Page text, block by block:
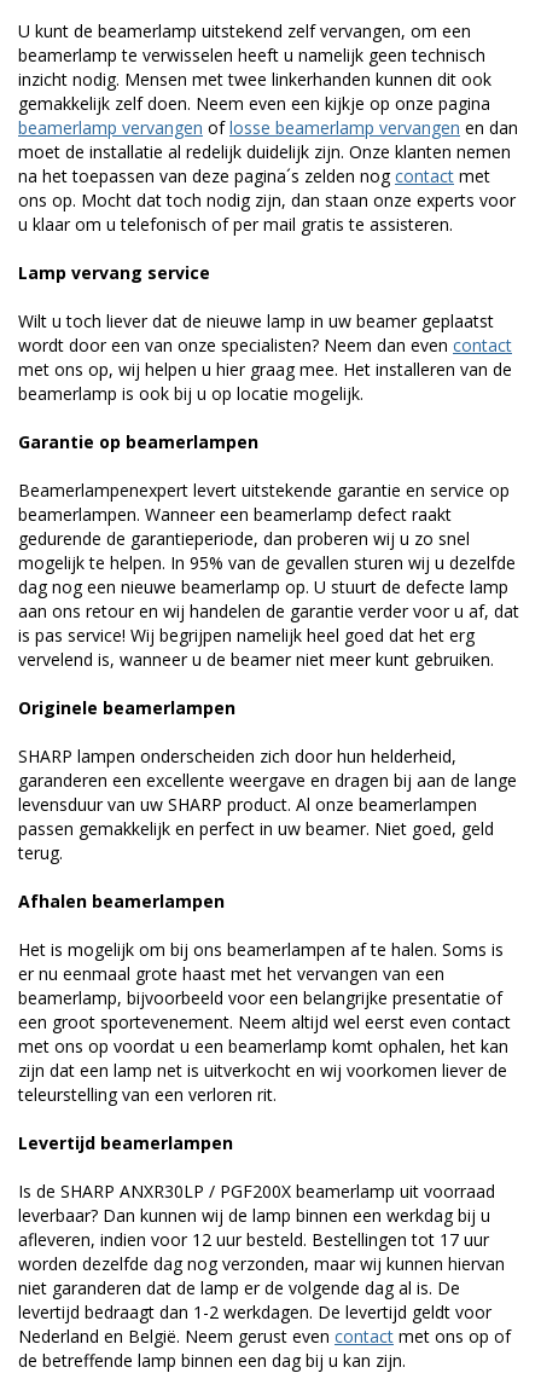
U kunt de beamerlamp uitstekend zelf vervangen, om een
beamerlamp te verwisselen heeft u namelijk geen technisch
inzicht nodig. Mensen met twee linkerhanden kunnen dit ook
gemakkelijk zelf doen. Neem even een kijkje op onze pagina
beamerlamp vervangen oflosse beamerlamp vervangen en dan
moet de installatie al redelijk duidelijk zijn. Onze klanten nemen
na het toepassen van deze pagina´s zelden nogcontact met
ons op. Mocht dat toch nodig zijn, dan staan onze experts voor
u klaar om u telefonisch of per mail gratis te assisteren.
Lamp vervang service
Wilt u toch liever dat de nieuwe lamp in uw beamer geplaatst
wordt door een van onze specialisten? Neem dan even contact
met ons op, wij helpen u hier graag mee. Het installeren van de
beamerlamp is ook bij u op locatie mogelijk.
Garantie op beamerlampen
Beamerlampenexpert levert uitstekende garantie en service op
beamerlampen. Wanneer een beamerlamp defect raakt
gedurende de garantieperiode, dan proberen wij u zo snel
mogelijk te helpen. In 95% van de gevallen sturen wij u dezelfde
dag nog een nieuwe beamerlamp op. U stuurt de defecte lamp
aan ons retour en wij handelen de garantie verder voor u af, dat
is pas service! Wij begrijpen namelijk heel goed dat het erg
vervelend is, wanneer u de beamer niet meer kunt gebruiken.
Originele beamerlampen
SHARP lampen onderscheiden zich door hun helderheid,
garanderen een excellente weergave en dragen bij aan de lange
levensduur van uw SHARP product. Al onze beamerlampen
passen gemakkelijk en perfect in uw beamer. Niet goed, geld
terug.
Afhalen beamerlampen
Het is mogelijk om bij ons beamerlampen af te halen. Soms is
er nu eenmaal grote haast met het vervangen van een
beamerlamp, bijvoorbeeld voor een belangrijke presentatie of
een groot sportevenement. Neem altijd wel eerst even contact
met ons op voordat u een beamerlamp komt ophalen, het kan
zijn dat een lamp net is uitverkocht en wij voorkomen liever de
teleurstelling van een verloren rit.
Levertijd beamerlampen
Is de SHARP ANXR30LP / PGF200X beamerlamp uit voorraad
leverbaar? Dan kunnen wij de lamp binnen een werkdag bij u
afleveren, indien voor 12 uur besteld. Bestellingen tot 17 uur
worden dezelfde dag nog verzonden, maar wij kunnen hiervan
niet garanderen dat de lamp er de volgende dag al is. De
levertijd bedraagt dan 1-2 werkdagen. De levertijd geldt voor
Nederland en België. Neem gerust even contact met ons op of
de betreffende lamp binnen een dag bij u kan zijn.